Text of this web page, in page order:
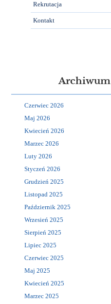
Rekrutacja
Kontakt
Archiwum
Czerwiec 2026
Maj 2026
Kwiecień 2026
Marzec 2026
Luty 2026
Styczeń 2026
Grudzień 2025
Listopad 2025
Październik 2025
Wrzesień 2025
Sierpień 2025
Lipiec 2025
Czerwiec 2025
Maj 2025
Kwiecień 2025
Marzec 2025